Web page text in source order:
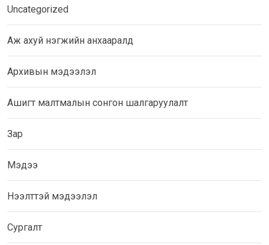
Uncategorized
Аж ахуй нэгжийн анхааралд
Архивын мэдээлэл
Ашигт малтмалын сонгон шалгаруулалт
Зар
Мэдээ
Нээлттэй мэдээлэл
Сургалт